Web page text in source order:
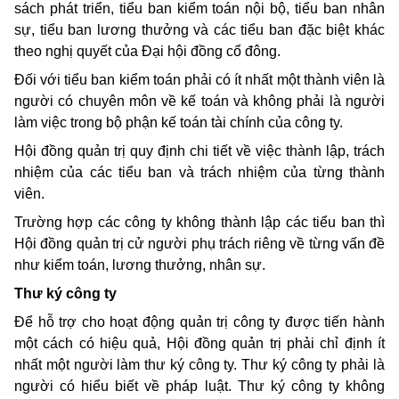
sách phát triển, tiểu ban kiểm toán nội bộ, tiểu ban nhân
sự, tiểu ban lương thưởng và các tiểu ban đặc biệt khác
theo nghị quyết của Đại hội đồng cổ đông.
Đối với tiểu ban kiểm toán phải có ít nhất một thành viên là
người có chuyên môn về kế toán và không phải là người
làm việc trong bộ phận kế toán tài chính của công ty.
Hội đồng quản trị quy định chi tiết về việc thành lập, trách
nhiệm của các tiểu ban và trách nhiệm của từng thành
viên.
Trường hợp các công ty không thành lập các tiểu ban thì
Hội đồng quản trị cử người phụ trách riêng về từng vấn đề
như kiểm toán, lương thưởng, nhân sự.
Thư ký công ty
Để hỗ trợ cho hoạt động quản trị công ty được tiến hành
một cách có hiệu quả, Hội đồng quản trị phải chỉ định ít
nhất một người làm thư ký công ty. Thư ký công ty phải là
người có hiểu biết về pháp luật. Thư ký công ty không